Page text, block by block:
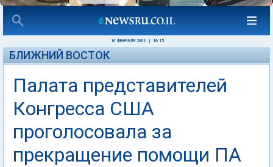
16 ФЕВРАЛЯ 2006 16:15
БЛИЖНИЙ ВОСТОК
Палата представителей
Конгресса США
проголосовала за
прекращение помощи ПА